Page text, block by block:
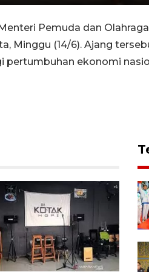
Pemuda dan
Minggu (14/6). Ajang
ekonomi